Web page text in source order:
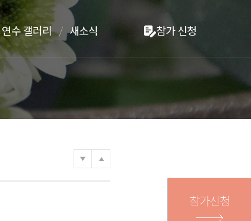
연수 갤러리 새소식 참가 신청
참가신청